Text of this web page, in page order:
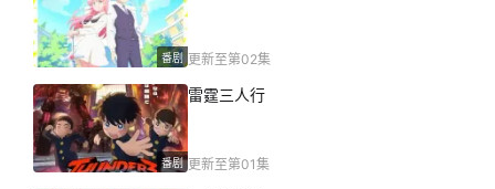
番剧 更新至第02集
番剧
雷霆三人行
更新至第01集